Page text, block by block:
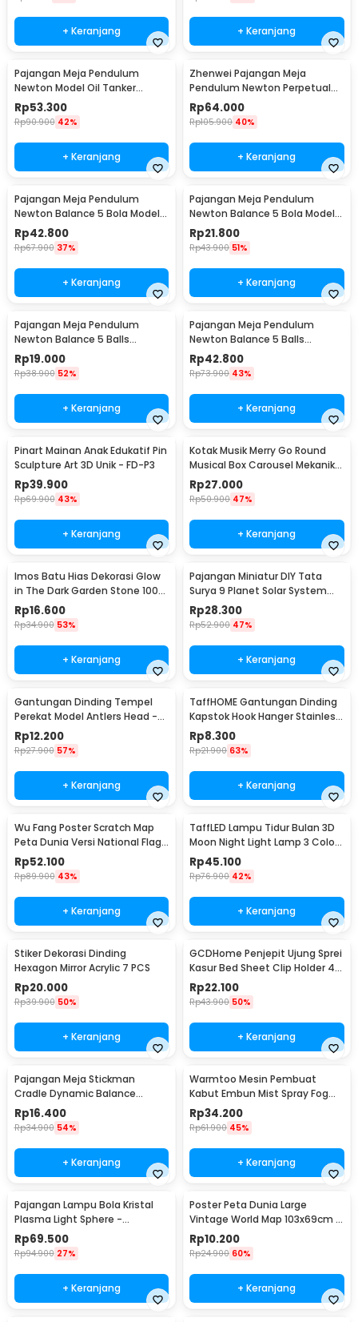
+ Keranjang + Keranjang
Pajangan Meja Pendulum
Newton Model Oil Tanker
Perpetual Debate - B101
Rp53.300
Rp90.900 42%
+ Keranjang
Zhenwei Pajangan Meja
Pendulum Newton Perpetual
Model Ferris Wheel - ZPW
Rp64.000
Rp105.900 40%
+ Keranjang
Pajangan Meja Pendulum
Newton Balance 5 Bola Model
Arched M - ZY02
Rp42.800
Rp67.900 37%
+ Keranjang
Pajangan Meja Pendulum
Newton Balance 5 Bola Model
Arched S - ZY02
Rp21.800
Rp43.900 51%
+ Keranjang
Pajangan Meja Pendulum
Newton Balance 5 Balls
Stainless Steel Model T S -
LX013
Rp19.000
Rp38.900 52%
+ Keranjang
Pajangan Meja Pendulum
Newton Balance 5 Balls
Stainless Steel Model T L -
LX013
Rp42.800
Rp73.900 43%
+ Keranjang
Pinart Mainan Anak Edukatif Pin
Sculpture Art 3D Unik - FD-P3
Rp39.900
Rp69.900 43%
+ Keranjang
Kotak Musik Merry Go Round
Musical Box Carousel Mekanikal
- HD-Y02
Rp27.000
Rp50.900 47%
+ Keranjang
Imos Batu Hias Dekorasi Glow
in The Dark Garden Stone 100
PCS - HC0043
Rp16.600
Rp34.900 53%
+ Keranjang
Pajangan Miniatur DIY Tata
Surya 9 Planet Solar System
Planetary - 2135
Rp28.300
Rp52.900 47%
+ Keranjang
Gantungan Dinding Tempel
Perekat Model Antlers Head -
MU03
Rp12.200
Rp27.900 57%
+ Keranjang
TaffHOME Gantungan Dinding
Kapstok Hook Hanger Stainless
Steel 201 - MT11
Rp8.300
Rp21.900 63%
+ Keranjang
Wu Fang Poster Scratch Map
Peta Dunia Versi National Flag
- ZJP-M018
Rp52.100
Rp89.900 43%
+ Keranjang
TaffLED Lampu Tidur Bulan 3D
Moon Night Light Lamp 3 Color
8cm 1W 5V - LD002701
Rp45.100
Rp76.900 42%
+ Keranjang
Stiker Dekorasi Dinding
Hexagon Mirror Acrylic 7 PCS
Rp20.000
Rp39.900 50%
+ Keranjang
GCDHome Penjepit Ujung Sprei
Kasur Bed Sheet Clip Holder 4
PCS - FS-1809
Rp22.100
Rp43.900 50%
+ Keranjang
Pajangan Meja Stickman
Cradle Dynamic Balance
Instrument Ball Pendulum
Rp16.400
Rp34.900 54%
+ Keranjang
Warmtoo Mesin Pembuat
Kabut Embun Mist Spray Fog
Maker 12 LED 24V - WT01
Rp34.200
Rp61.900 45%
+ Keranjang
Pajangan Lampu Bola Kristal
Plasma Light Sphere -
ZC211700
Rp69.500
Rp94.900 27%
+ Keranjang
Poster Peta Dunia Large
Vintage World Map 103x69cm -
N401
Rp10.200
Rp24.900 60%
+ Keranjang